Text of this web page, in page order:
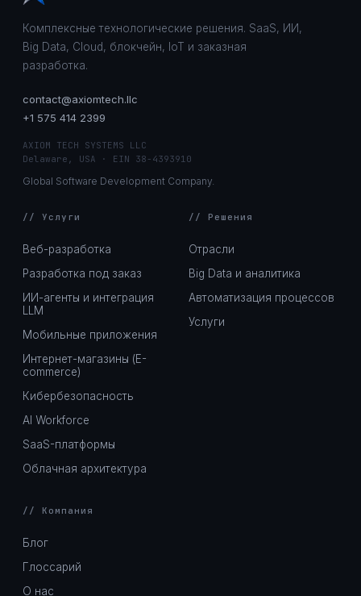
Комплексные технологические решения. SaaS, ИИ,
Big Data, Cloud, блокчейн, IoT и заказная
разработка.
contact@axiomtech.llc
+1 575 414 2399
AXIOM TECH SYSTEMS LLC
Delaware, USA · EIN 38-4393910
Global Software Development Company.
// Услуги
Веб-разработка
Разработка под заказ
ИИ-агенты и интеграция
LLM
Мобильные приложения
Интернет-магазины (E-
commerce)
Кибербезопасность
AI Workforce
SaaS-платформы
Облачная архитектура
// Решения
Отрасли
Big Data и аналитика
Автоматизация процессов
Услуги
// Компания
Блог
Глоссарий
О нас